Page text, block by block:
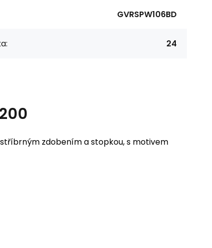
GVRSPW106BD
24
zdobením a stopkou, s motivem